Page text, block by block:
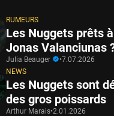
RUMEURS
Les Nuggets prêts
Jonas Valanciunas
Julia Beauger •7.07.2026
NEWS
Les Nuggets sont
des gros poissards
Arthur Marais•2.01.2026